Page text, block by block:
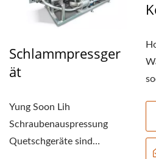
TOFU-
Schlammpressger
Ät
Yung Soon Lih
Schraubenauspressung
Quetschgeräte sind